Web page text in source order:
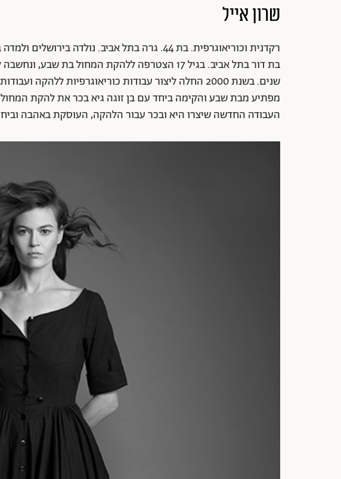
שרון אייל
רקדנית וכוריאוגרפית. בת 44. גרה בתל אביב. נולדה
בת דור בתל אביב. בגיל 17 הצטרפה ללהקת המחול בת
העבודה החדשה שיצרו היא ובכר עבור הלהקה, העוסקת באהבה